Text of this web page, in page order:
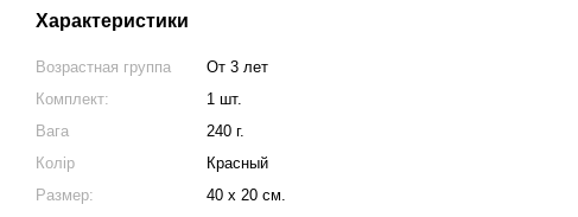
Характеристики
Возрастная группа
От 3 лет
Комплект:
1 шт.
Вага
240 г.
Колір
Красный
Размер:
40 х 20 см.